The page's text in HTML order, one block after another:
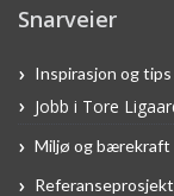
Snarveier
Inspirasjon og tips
Jobb i Tore
Miljø og bærekraft